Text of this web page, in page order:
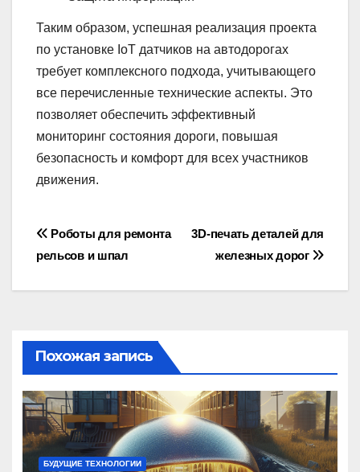
Таким образом, успешная реализация проекта
по установке IoT датчиков на автодорогах
требует комплексного подхода, учитывающего
все перечисленные технические аспекты. Это
позволяет обеспечить эффективный
мониторинг состояния дороги, повышая
безопасность и комфорт для всех участников
движения.
Навигация
по
3D-печать деталей для
железных дорог
Роботы для ремонта
рельсов и шпал
Похожая запись
БУДУЩИЕ ТЕХНОЛОГИИ